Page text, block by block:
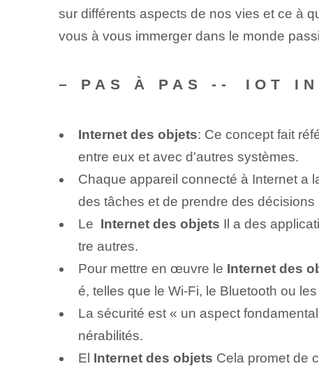
sur différents aspects de nos vies et ce à
vous à vous immerger dans le monde
– PAS À PAS -- ⁢IOT
Internet des objets: Ce concept ⁢fait
entre eux et ⁣avec d'autres systèmes.
Chaque appareil connecté à Internet a
des tâches et de prendre des
Le ⁣ Internet des objets Il a des
tre autres.
Pour mettre en œuvre le Internet des
é, telles que le Wi-Fi, le Bluetooth ou
La sécurité est « un aspect
nérabilités.
El Internet des objets Cela promet de